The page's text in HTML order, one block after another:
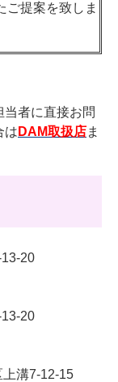
ご提案を致しま
当者に直接お問
は DAM取扱店ま
20
20
溝7-12-15